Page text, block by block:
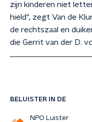
BELUISTER IN DE
NPO Luister
zijn kinderen niet
hield", zegt Van de
de rechtszaal en
die Gerrit van der D.